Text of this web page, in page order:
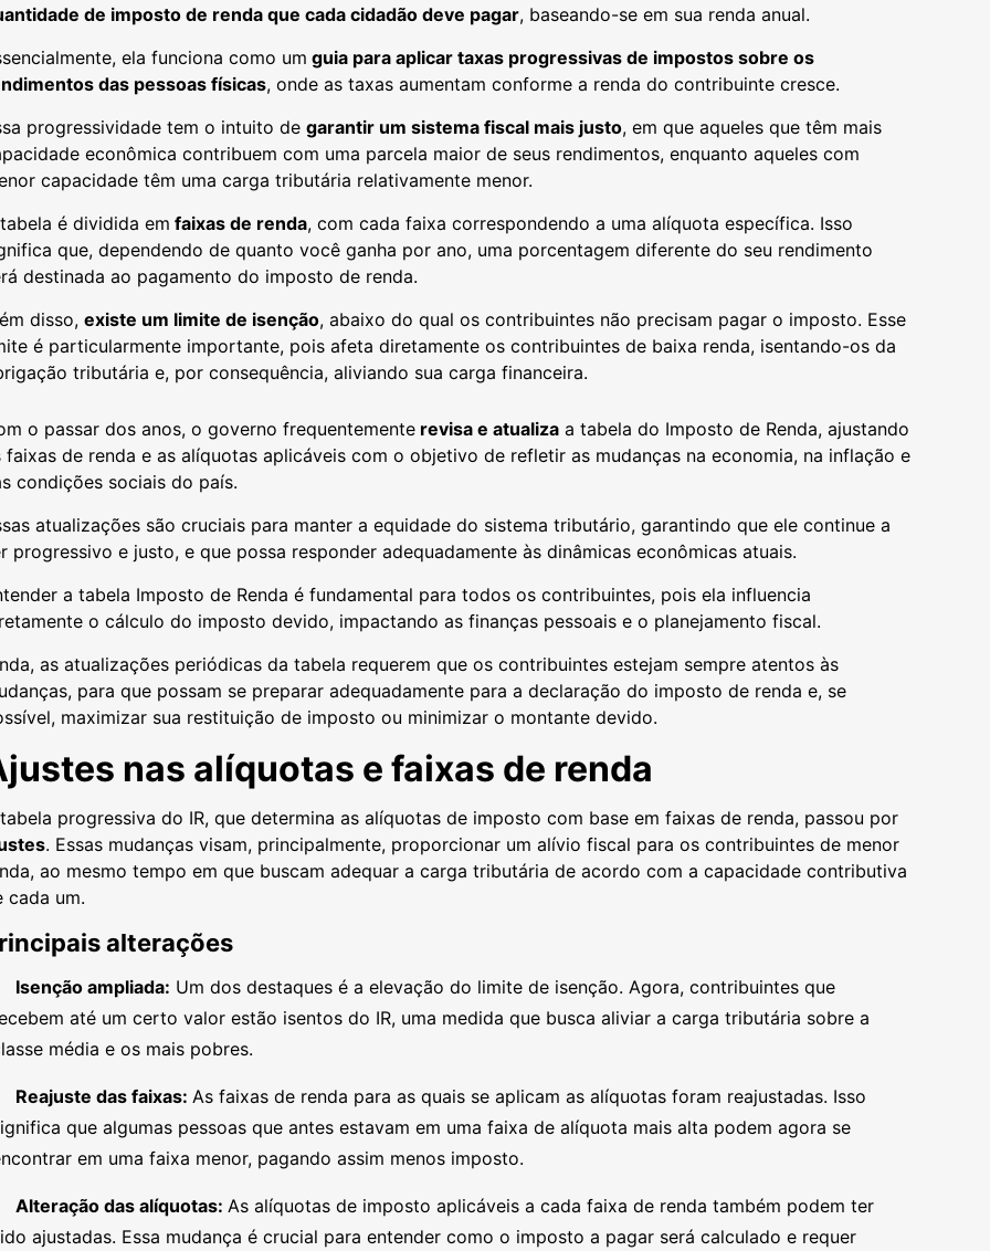
de imposto de renda que cada cidadão deve pagar, baseando-se em sua renda anual.
ela funciona como um guia para aplicar taxas progressivas de impostos sobre os
das pessoas físicas, onde as taxas aumentam conforme a renda do contribuinte cresce.
progressividade tem o intuito de garantir um sistema fiscal mais justo, em que aqueles que têm mais
econômica contribuem com uma parcela maior de seus rendimentos, enquanto aqueles com
capacidade têm uma carga tributária relativamente menor.
é dividida em faixas de renda, com cada faixa correspondendo a uma alíquota específica. Isso
que, dependendo de quanto você ganha por ano, uma porcentagem diferente do seu rendimento
destinada ao pagamento do imposto de renda.
disso, existe um limite de isenção, abaixo do qual os contribuintes não precisam pagar o imposto. Esse
é particularmente importante, pois afeta diretamente os contribuintes de baixa renda, isentando-os da
tributária e, por consequência, aliviando sua carga financeira.
o passar dos anos, o governo frequentemente revisa e atualiza a tabela do Imposto de Renda, ajustando
faixas de renda e as alíquotas aplicáveis com o objetivo de refletir as mudanças na economia, na inflação e
condições sociais do país.
atualizações são cruciais para manter a equidade do sistema tributário, garantindo que ele continue a
progressivo e justo, e que possa responder adequadamente às dinâmicas econômicas atuais.
a tabela Imposto de Renda é fundamental para todos os contribuintes, pois ela influencia
o cálculo do imposto devido, impactando as finanças pessoais e o planejamento fiscal.
as atualizações periódicas da tabela requerem que os contribuintes estejam sempre atentos às
para que possam se preparar adequadamente para a declaração do imposto de renda e, se
maximizar sua restituição de imposto ou minimizar o montante devido.
nas alíquotas e faixas de renda
progressiva do IR, que determina as alíquotas de imposto com base em faixas de renda, passou por
. Essas mudanças visam, principalmente, proporcionar um alívio fiscal para os contribuintes de menor
ao mesmo tempo em que buscam adequar a carga tributária de acordo com a capacidade contributiva
cada um.
alterações
Isenção ampliada: Um dos destaques é a elevação do limite de isenção. Agora, contribuintes que
até um certo valor estão isentos do IR, uma medida que busca aliviar a carga tributária sobre a
média e os mais pobres.
Reajuste das faixas: As faixas de renda para as quais se aplicam as alíquotas foram reajustadas. Isso
que algumas pessoas que antes estavam em uma faixa de alíquota mais alta podem agora se
em uma faixa menor, pagando assim menos imposto.
Alteração das alíquotas: As alíquotas de imposto aplicáveis a cada faixa de renda também podem ter
ajustadas. Essa mudança é crucial para entender como o imposto a pagar será calculado e requer